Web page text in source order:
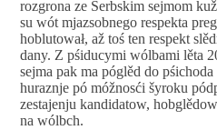
rozgrona ze Serbskim sejmom
su wót mjazsobnego respekta
hoblutował, až toś ten respekt
dany. Z pśiducymi wólbami lěta
sejma pak ma póglěd do
huraznje pó móžnosći šyroku
zestajenju kandidatow,
na wólbch.